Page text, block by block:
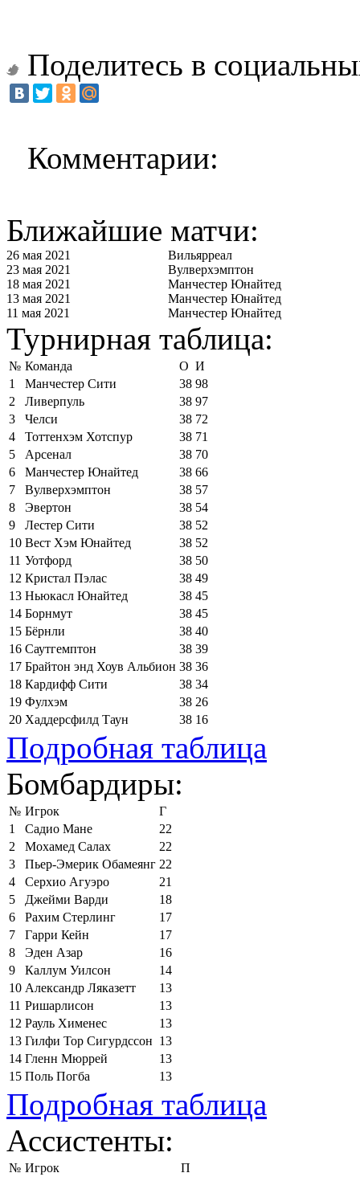
Поделитесь в
Комментарии:
Ближайшие матчи:
26 мая 2021
Вильярреал
23 мая 2021
Вулверхэмптон
18 мая 2021
Манчестер Юнайтед
13 мая 2021
Манчестер Юнайтед
11 мая 2021
Манчестер Юнайтед
Турнирная таблица:
№ Команда О И
1
Манчестер Сити 38 98
2
Ливерпуль 38 97
3
Челси 38 72
4
Тоттенхэм Хотспур 38 71
5
Арсенал 38 70
6
Манчестер Юнайтед 38 66
7
Вулверхэмптон 38 57
8
Эвертон 38 54
9
Лестер Сити 38 52
10 Вест Хэм Юнайтед 38 52
11 Уотфорд 38 50
12 Кристал Пэлас 38 49
13 Ньюкасл Юнайтед 38 45
14 Борнмут 38 45
15 Бёрнли 38 40
16 Саутгемптон 38 39
17 Брайтон энд Хоув Альбион 38 36
18 Кардифф Сити 38 34
19 Фулхэм 38 26
20 Хаддерсфилд Таун 38 16
Подробная таблица
Бомбардиры:
№ Игрок
Г
1
Садио Мане
22
2
Мохамед Салах
22
3
Пьер-Эмерик Обамеянг 22
4
Серхио Агуэро
21
5
Джейми Варди
18
6
Рахим Стерлинг
17
7
Гарри Кейн
17
8
Эден Азар
16
9
Каллум Уилсон
14
10 Александр Ляказетт
13
11 Ришарлисон
13
12 Рауль Хименес
13
13 Гилфи Тор Сигурдссон 13
14 Гленн Мюррей
13
15 Поль Погба 13
Подробная таблица
Ассистенты:
№ Игрок
П